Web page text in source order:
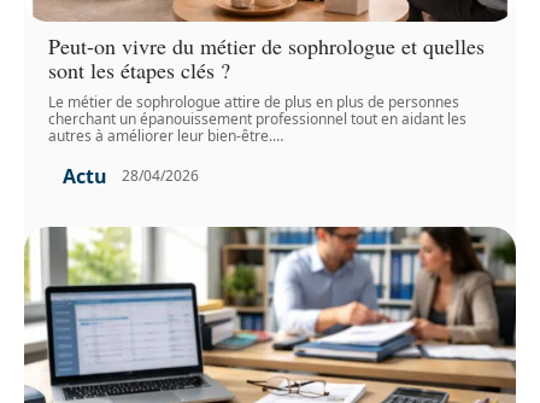
Peut-on vivre du métier de sophrologue et quelles
sont les étapes clés ?
Le métier de sophrologue attire de plus en plus de personnes
cherchant un épanouissement professionnel tout en aidant les
autres à améliorer leur bien-être.…
Actu 28/04/2026